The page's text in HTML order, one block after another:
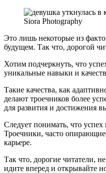
Siora Photography
Это лишь некоторые из
будущем. Так что, дорогой
Хотим подчеркнуть, что
уникальные навыки и
Такие качества, как
делают троечников более
для развития и достижения
Следует понимать, что успех
Троечники, часто
карьере.
Так что, дорогие читатели,
идите вперед и открывайте